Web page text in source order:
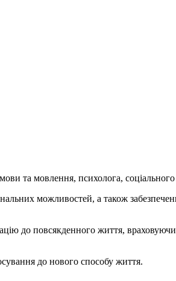
мови та мовлення, психолога,
можливостей, а також
до повсякденного життя, враховуючи
до нового способу життя.